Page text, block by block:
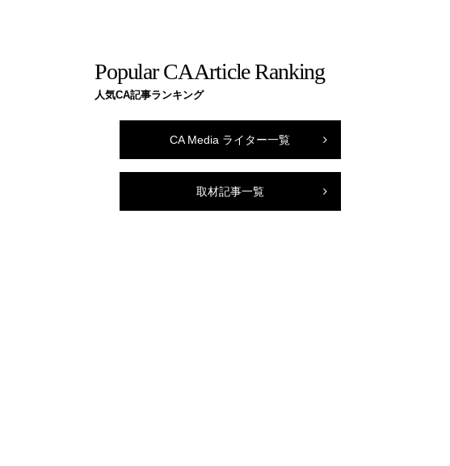
Popular CA Article Ranking
人気CA記事ランキング
CA Media ライター一覧
取材記事一覧